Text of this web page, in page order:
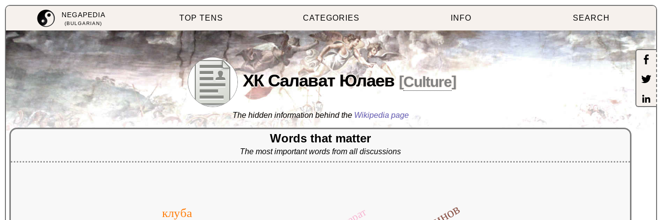
NEGAPEDIA
(BULGARIAN)
TOP TENS CATEGORIES INFO SEARCH
ХК Салават Юлаев [Culture]
The hidden information behind the Wikipedia page
Words that matter
The most important words from all discussions
клуба